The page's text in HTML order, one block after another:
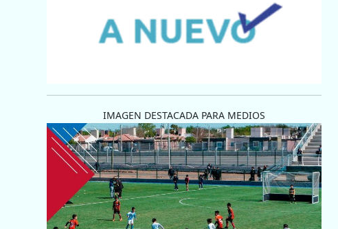
IMAGEN DESTACADA PARA MEDIOS